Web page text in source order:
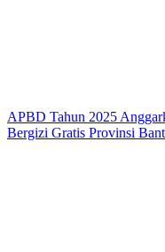
APBD Tahun 2025
Bergizi Gratis Provinsi